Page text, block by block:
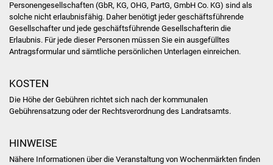
Sportanlagen
Tourismus
Route der
Lebenslagen
Personengesellschaften (GbR, KG, OHG, PartG, GmbH Co. KG) sind als
solche nicht erlaubnisfähig. Daher benötigt jeder geschäftsführende
Gesellschafter und jede geschäftsführende Gesellschafterin die
Erlaubnis. Für jede dieser Personen müssen Sie ein ausgefülltes
Antragsformular und sämtliche persönlichen Unterlagen einreichen.
KOSTEN
Die Höhe der Gebühren richtet sich nach der kommunalen
Gebührensatzung oder der Rechtsverordnung des Landratsamts.
HINWEISE
Nähere Informationen über die Veranstaltung von Wochenmärkten finden